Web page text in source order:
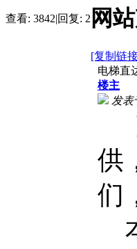
查看: 3842|回复: 2 网
[复制链
电梯直
楼主
发表
供
们